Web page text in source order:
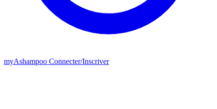
myAshampoo Connecter/Inscriver